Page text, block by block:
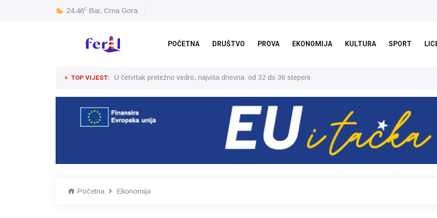
24.46c Bar, Crna Gora
POČETNA DRUŠTVO PROVA EKONOMIJA KULTURA SPORT
TOP VIJEST: U četvrtak pretežno vedro, najviša dnevna od 32 do 36 stepeni
Početna Ekonomija